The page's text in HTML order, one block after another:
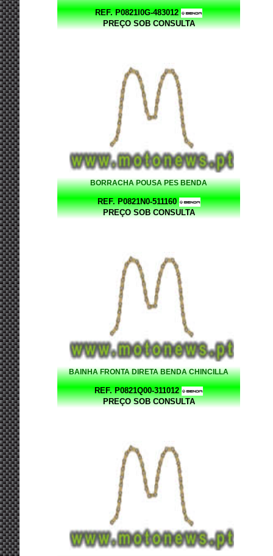
REF. P0821I0G-483012
PREÇO SOB CONSULTA
BORRACHA POUSA PES BENDA
REF. P0821N0-511160
PREÇO SOB CONSULTA
BAINHA FRONTA DIRETA BENDA CHINCILLA
REF. P0821Q00-311012
PREÇO SOB CONSULTA